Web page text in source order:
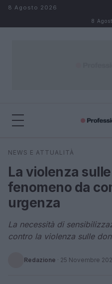
Salta al contenuto
8 Agosto 2026
8
Cerca
NEWS E ATTUALITÀ
La violenza
fenomeno da
urgenza
La necessità di
contro la violenza sulle
Redazione · 25 Novembre